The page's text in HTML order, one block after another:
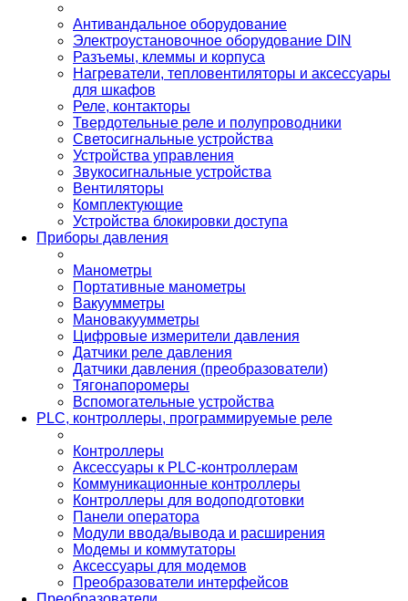
Антивандальное оборудование
Электроустановочное оборудование DIN
Разъемы, клеммы и корпуса
Нагреватели, тепловентиляторы и аксессуары
для шкафов
Реле, контакторы
Твердотельные реле и полупроводники
Светосигнальные устройства
Устройства управления
Звукосигнальные устройства
Вентиляторы
Комплектующие
Устройства блокировки доступа
Приборы давления
Манометры
Портативные манометры
Вакуумметры
Мановакуумметры
Цифровые измерители давления
Датчики реле давления
Датчики давления (преобразователи)
Тягонапоромеры
Вспомогательные устройства
PLС, контроллеры, программируемые реле
Контроллеры
Аксессуары к PLC-контроллерам
Коммуникационные контроллеры
Контроллеры для водоподготовки
Панели оператора
Модули ввода/вывода и расширения
Модемы и коммутаторы
Аксессуары для модемов
Преобразователи интерфейсов